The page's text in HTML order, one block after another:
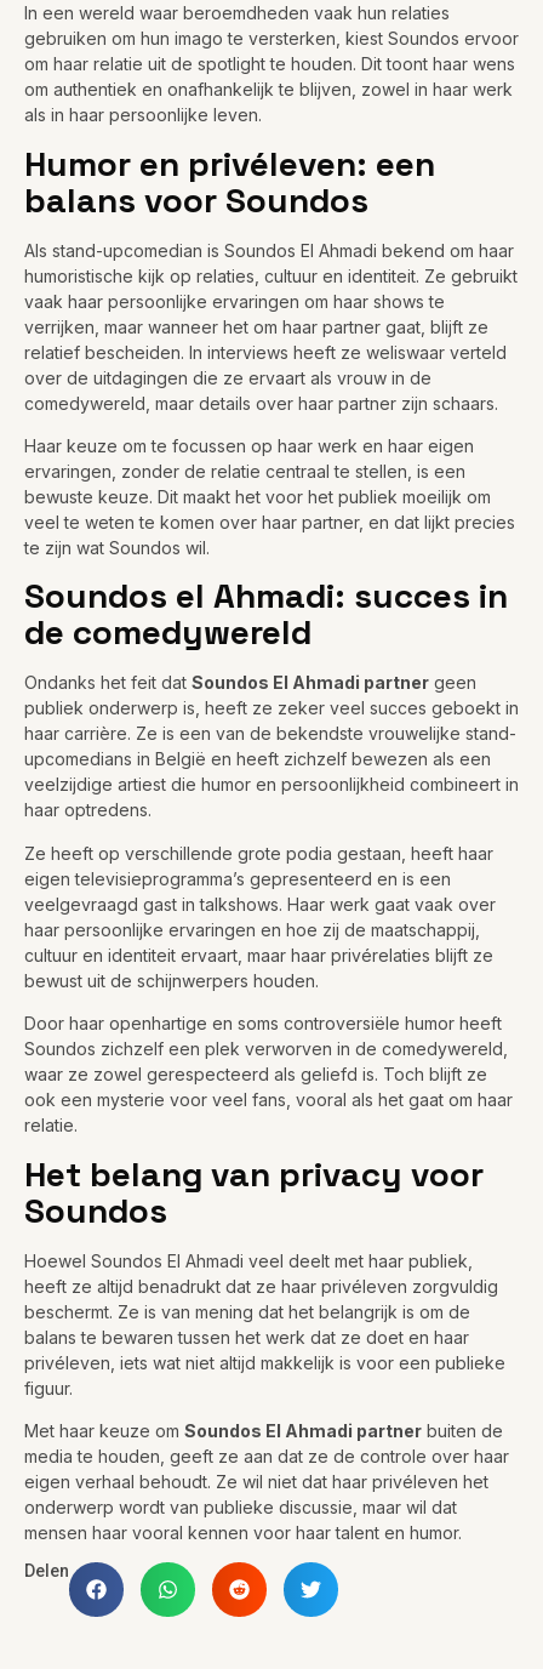
In een wereld waar beroemdheden vaak hun relaties
gebruiken om hun imago te versterken, kiest Soundos ervoor
om haar relatie uit de spotlight te houden. Dit toont haar wens
om authentiek en onafhankelijk te blijven, zowel in haar werk
als in haar persoonlijke leven.
Humor en privéleven: een
balans voor Soundos
Als stand-upcomedian is Soundos El Ahmadi bekend om haar
humoristische kijk op relaties, cultuur en identiteit. Ze gebruikt
vaak haar persoonlijke ervaringen om haar shows te
verrijken, maar wanneer het om haar partner gaat, blijft ze
relatief bescheiden. In interviews heeft ze weliswaar verteld
over de uitdagingen die ze ervaart als vrouw in de
comedywereld, maar details over haar partner zijn schaars.
Haar keuze om te focussen op haar werk en haar eigen
ervaringen, zonder de relatie centraal te stellen, is een
bewuste keuze. Dit maakt het voor het publiek moeilijk om
veel te weten te komen over haar partner, en dat lijkt precies
te zijn wat Soundos wil.
Soundos el Ahmadi: succes in
de comedywereld
Ondanks het feit dat Soundos El Ahmadi partner geen
publiek onderwerp is, heeft ze zeker veel succes geboekt in
haar carrière. Ze is een van de bekendste vrouwelijke stand-
upcomedians in België en heeft zichzelf bewezen als een
veelzijdige artiest die humor en persoonlijkheid combineert in
haar optredens.
Ze heeft op verschillende grote podia gestaan, heeft haar
eigen televisieprogramma’s gepresenteerd en is een
veelgevraagd gast in talkshows. Haar werk gaat vaak over
haar persoonlijke ervaringen en hoe zij de maatschappij,
cultuur en identiteit ervaart, maar haar privérelaties blijft ze
bewust uit de schijnwerpers houden.
Door haar openhartige en soms controversiële humor heeft
Soundos zichzelf een plek verworven in de comedywereld,
waar ze zowel gerespecteerd als geliefd is. Toch blijft ze
ook een mysterie voor veel fans, vooral als het gaat om haar
relatie.
Het belang van privacy voor
Soundos
Hoewel Soundos El Ahmadi veel deelt met haar publiek,
heeft ze altijd benadrukt dat ze haar privéleven zorgvuldig
beschermt. Ze is van mening dat het belangrijk is om de
balans te bewaren tussen het werk dat ze doet en haar
privéleven, iets wat niet altijd makkelijk is voor een publieke
figuur.
Met haar keuze om Soundos El Ahmadi partner buiten de
media te houden, geeft ze aan dat ze de controle over haar
eigen verhaal behoudt. Ze wil niet dat haar privéleven het
onderwerp wordt van publieke discussie, maar wil dat
mensen haar vooral kennen voor haar talent en humor.
Delen